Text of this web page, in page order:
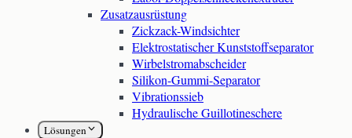
Zusatzausrüstung
Zickzack-Windsichter
Elektrostatischer Kunststoffseparator
Wirbelstromabscheider
Silikon-Gummi-Separator
Vibrationssieb
Hydraulische Guillotineschere
Lösungen